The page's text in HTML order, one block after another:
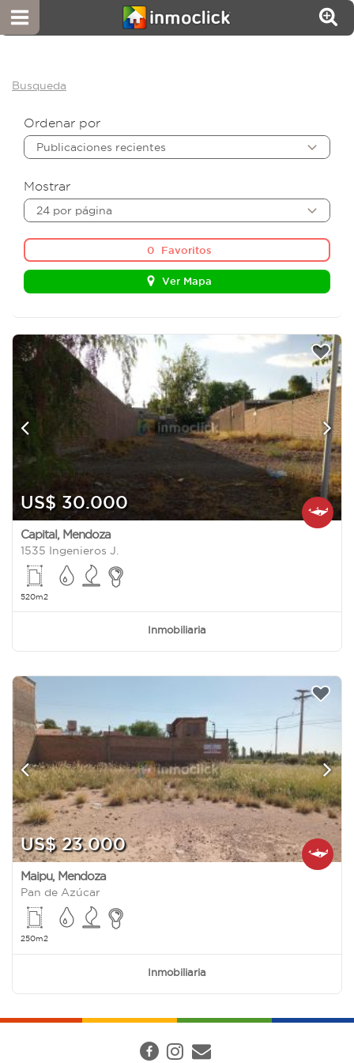
Busqueda
Ordenar por
Publicaciones recientes
Mostrar
24 por página
0 Favoritos
Ver Mapa
US$ 30.000
Capital, Mendoza
1535 Ingenieros J.
520m2
Inmobiliaria
US$ 23.000
Maipu, Mendoza
Pan de Azúcar
250m2
Inmobiliaria